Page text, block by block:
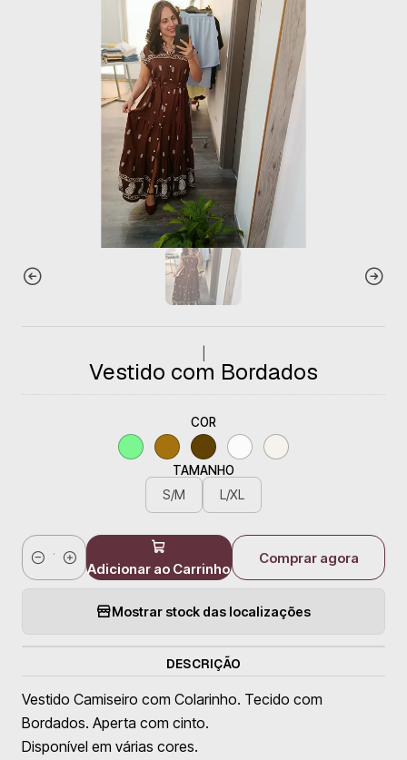
Vestido com Bordados
COR
TAMANHO
S/M L/XL
QuantidadeAdicionar ao Carrinho
Comprar agora
Mostrar stock das localizações
DESCRIÇÃO
Vestido Camiseiro com Colarinho. Tecido com
Bordados. Aperta com cinto.
Disponível em várias cores.